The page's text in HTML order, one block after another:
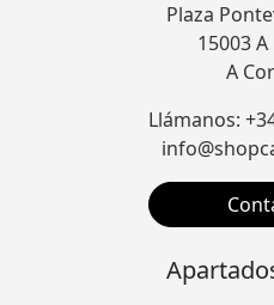
Plaza
15003
A
Llámanos: